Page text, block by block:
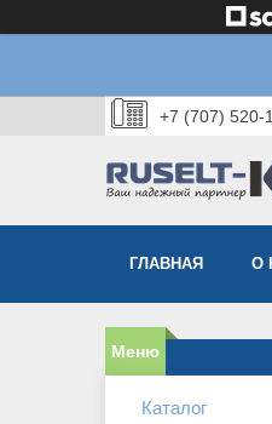
+7 (707) 520-
ГЛАВНАЯ О
Каталог